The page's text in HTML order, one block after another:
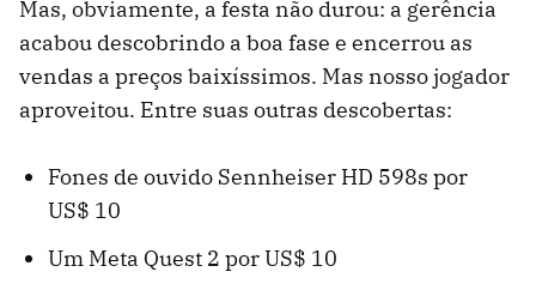
Mas, obviamente, a festa não durou: a gerência
acabou descobrindo a boa fase e encerrou as
vendas a preços baixíssimos. Mas nosso jogador
aproveitou. Entre suas outras descobertas:
Fones de ouvido Sennheiser HD 598s por
US$ 10
Um Meta Quest 2 por US$ 10